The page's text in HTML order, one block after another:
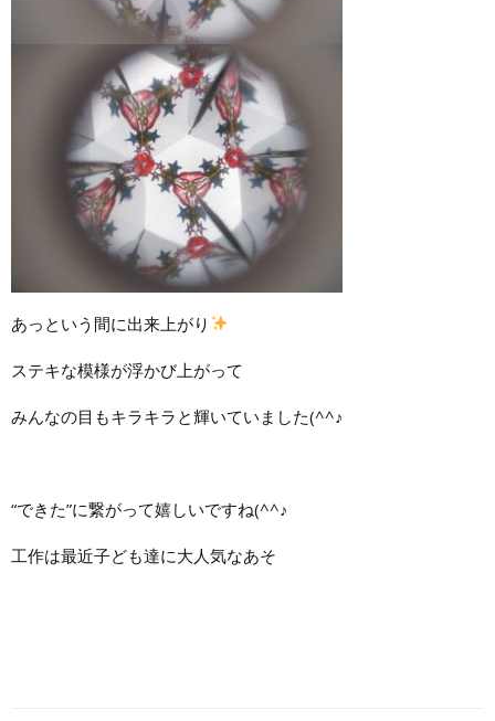
あっという間に出来上がり
ステキな模様が浮かび上がって
みんなの目もキラキラと輝いていました(^^♪
“できた”に繋がって嬉しいですね(^^♪
工作は最近子ども達に大人気なあそ